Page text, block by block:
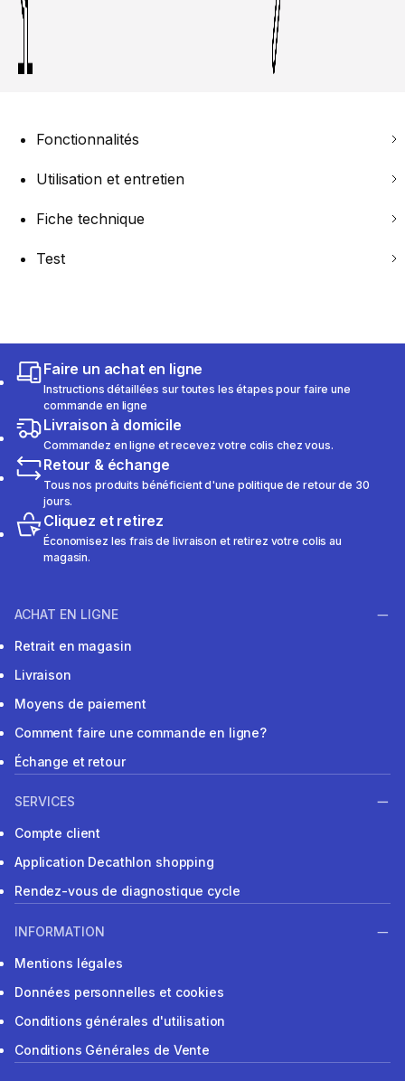
Fonctionnalités
Utilisation et entretien
Fiche technique
Test
Faire un achat en ligne
Instructions détaillées sur toutes les étapes pour faire une
commande en ligne
Livraison à domicile
Commandez en ligne et recevez votre colis chez vous.
Retour & échange
Tous nos produits bénéficient d'une politique de retour de 30
jours.
Cliquez et retirez
Économisez les frais de livraison et retirez votre colis au
magasin.
ACHAT EN LIGNE
Retrait en magasin
Livraison
Moyens de paiement
Comment faire une commande en ligne?
Échange et retour
SERVICES
Compte client
Application Decathlon shopping
Rendez-vous de diagnostique cycle
INFORMATION
Mentions légales
Données personnelles et cookies
Conditions générales d'utilisation
Conditions Générales de Vente